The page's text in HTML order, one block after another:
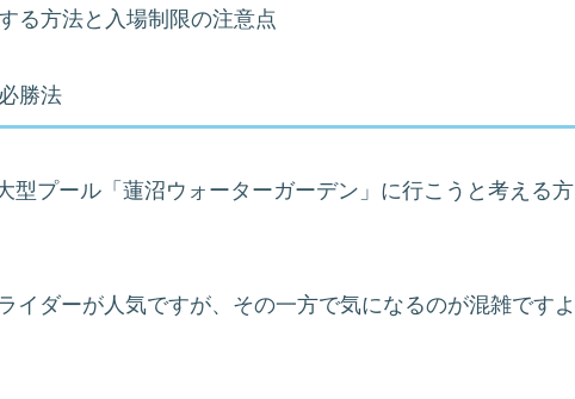
る方法と入場制限の注意点
勝法
型プール「蓮沼ウォーターガーデン」に行こうと考える方
イダーが人気ですが、その一方で気になるのが混雑ですよ